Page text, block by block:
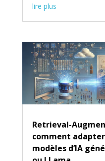
lire plus
Retrieval-
comment
modèles d’IA